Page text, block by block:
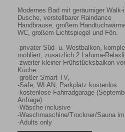
Modernes Bad mit geräumiger Walk-
Dusche, verstellbarer Raindance
Handbrause, großem
WC, großem Lichtspiegel und Fön.
-privater Süd- u. Westbalkon,
möbliert, zusätzlich 2 Lafuma-
-zweiter kleiner Frühstücksbalkon
Küche.
-großer Smart-TV,
-Safe, WLAN, Parkplatz kostenlos
-kostenlose Fahrradgarage
Anfrage)
-Wäsche inclusive
-Waschmaschine/Trockner/Sauna
-Adults only